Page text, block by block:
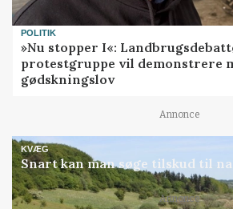
POLITIK
»Nu stopper I«:
protestgruppe vil demonstrere
gødskningslov
Annonce
KVÆG
Snart kan man søge tilskud til
Annonce